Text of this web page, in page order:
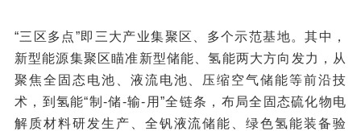
“三区多点”即三大产业集聚区、多个示范基地。其中，
新型能源集聚区瞄准新型储能、氢能两大方向发力，从
聚焦全固态电池、液流电池、压缩空气储能等前沿技
术，到氢能“制-储-输-用”全链条，布局全固态硫化物电
解质材料研发生产、全钒液流储能、绿色氢能装备验